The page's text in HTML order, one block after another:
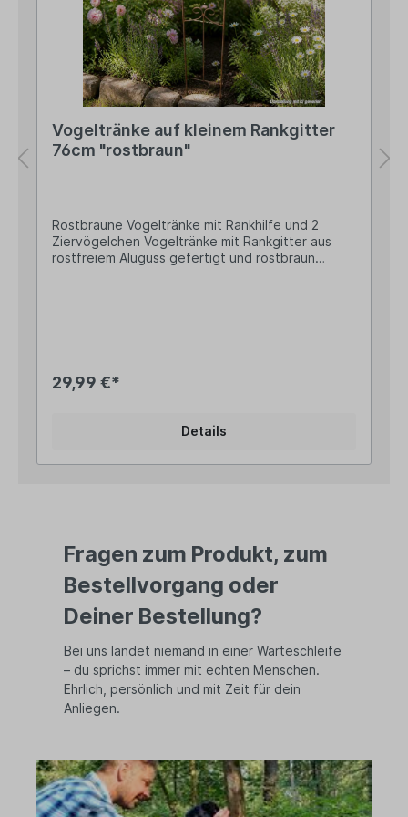
Enschede, Netherlands Kontakt:
verkauf@esschertdesign.nl Warn- und
Sicherheitshinweise: Bei sachgerechter
Anwendung keine Risiken bekannt
Vogeltränke auf kleinem Rankgitter
76cm "rostbraun"
Rostbraune Vogeltränke mit Rankhilfe und 2
Ziervögelchen Vogeltränke mit Rankgitter aus
rostfreiem Aluguss gefertigt und rostbraun
und Rankhilfe und bietet heimischen Vögeln eine
einen dekorativen Akzent im Garten. Das filigrane
Rankgitter sorgt für sicheren Stand und eignet
Kontakt: www.posiwio.de Warn- und
Sicherheitshinweise: Bei sachgerechter
Anwendung keine Risiken bekannt
29,99 €*
Details
Fragen zum Produkt, zum
Bestellvorgang oder
Deiner Bestellung?
Bei uns landet niemand in einer Warteschleife
– du sprichst immer mit echten Menschen.
Ehrlich, persönlich und mit Zeit für dein
Anliegen.